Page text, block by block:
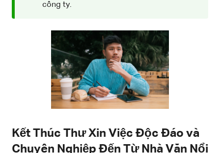
công ty.
Kết Thúc Thư Xin Việc Độc Đáo và
Chuyên Nghiệp Đến Từ Nhà Văn Nổi